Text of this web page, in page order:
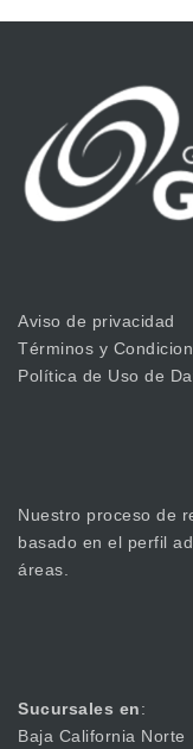
Aviso de privacidad
Términos y
Política de Uso de
Nuestro proceso de
basado en el perfil
áreas.
Sucursales en:
Baja California Norte